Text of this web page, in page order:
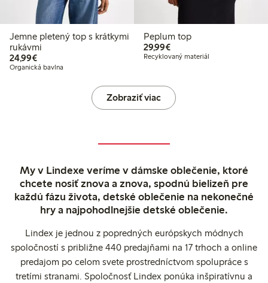
Jemne pletený top s krátkymi
rukávmi
24,99€24,99 €
Organická bavlna
Peplum top
29,99€29,99 €
Recyklovaný materiál
Zobraziť viac
My v Lindexe veríme v dámske oblečenie, ktoré
chcete nosiť znova a znova, spodnú bielizeň pre
každú fázu života, detské oblečenie na nekonečné
hry a najpohodlnejšie detské oblečenie.
Lindex je jednou z popredných európskych módnych
spoločností s približne 440 predajňami na 17 trhoch a online
predajom po celom svete prostredníctvom spolupráce s
tretími stranami. Spoločnosť Lindex ponúka inšpiratívnu a